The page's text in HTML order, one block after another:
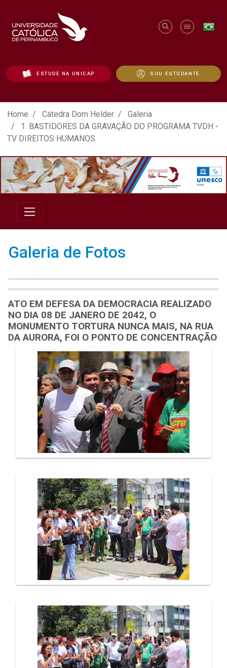
ESTUDE NA UNICAP SOU ESTUDANTE
ATO EM DEFESA DA DEMOCRACIA
Home Cátedra Dom Helder
Galeria
1. BASTIDORES DA GRAVAÇÃO DO PROGRAMA TVDH -
TV DIREITOS HUMANOS
Galeria de Fotos
ATO EM DEFESA DA DEMOCRACIA REALIZADO
NO DIA 08 DE JANERO DE 2042, O
MONUMENTO TORTURA NUNCA MAIS, NA RUA
DA AURORA, FOI O PONTO DE CONCENTRAÇÃO
Galeria de Mídias